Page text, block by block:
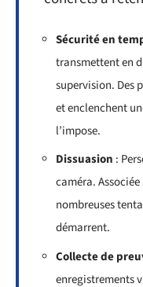
Sécurité en
transmettent en
supervision. Des
et enclenchent
l’impose.
Dissuasion :
caméra.
nombreuses
démarrent.
Collecte de
enregistrements